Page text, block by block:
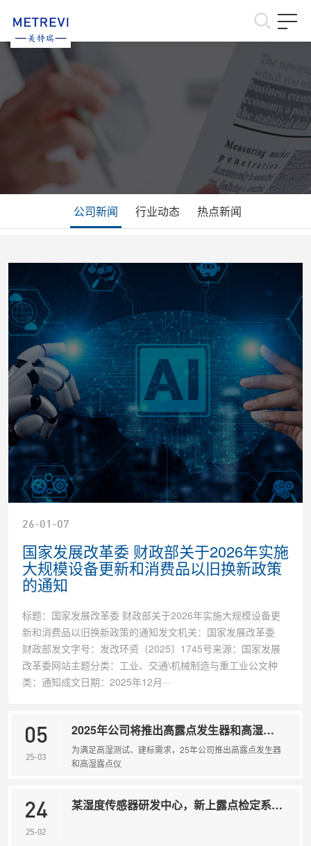
联系我们
资料下载
公司新闻 行业动态 热点新闻
26-01-07
国家发展改革委 财政部关于2026年实施
大规模设备更新和消费品以旧换新政策
的通知
标题：国家发展改革委 财政部关于2026年实施大规模设备更
新和消费品以旧换新政策的通知发文机关：国家发展改革委
财政部发文字号：发改环资〔2025〕1745号来源：国家发展
改革委网站主题分类：工业、交通\机械制造与重工业公文种
类：通知成文日期：2025年12月···
05
25-03
2025年公司将推出高露点发生器和高湿露点仪
为满足高湿测试、建标需求，25年公司推出高露点发生器
和高湿露点仪
24
25-02
某湿度传感器研发中心，新上露点检定系统，